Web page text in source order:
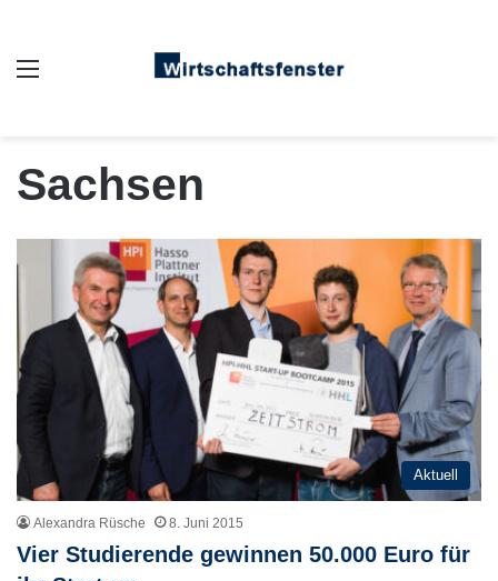
Sachsen
Aktuell
Alexandra Rüsche 8. Juni 2015
Vier Studierende gewinnen 50.000 Euro für